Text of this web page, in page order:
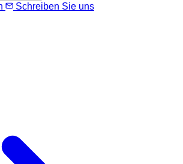
Schreiben Sie uns